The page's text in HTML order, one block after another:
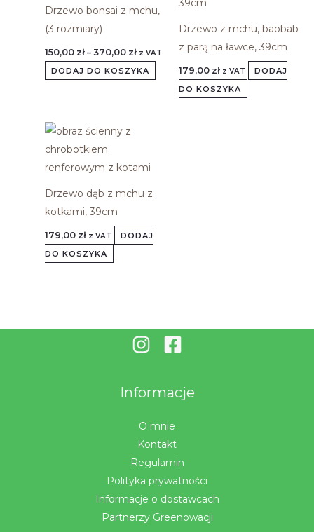
Drzewo bonsai z mchu,
(3 rozmiary)
150,00 zł – 370,00 zł
do
370,00 zł
z VAT
DODAJ DO KOSZYKA
Opcje
można
wybrać
Drzewo z mchu, baobab
z parą na ławce, 39cm
179,00 zł z VAT
DODAJ
DO KOSZYKA
Drzewo dąb z mchu z
kotkami, 39cm
179,00 zł z VAT
DODAJ
DO KOSZYKA
Informacje
O mnie
Kontakt
Regulamin
Polityka prywatności
Informacje o dostawcach
Partnerzy Greenowacji